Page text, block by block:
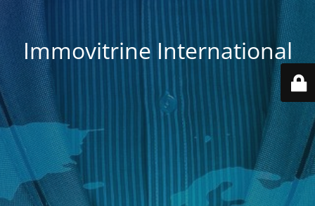
Immovitrine International